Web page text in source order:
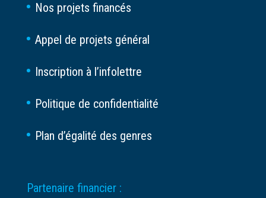
Nos projets financés
Appel de projets général
Inscription à l’infolettre
Politique de confidentialité
Plan d’égalité des genres
Partenaire financier :